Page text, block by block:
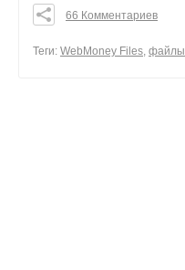
0
66 Комментариев
Теги: WebMoney Files, файлы